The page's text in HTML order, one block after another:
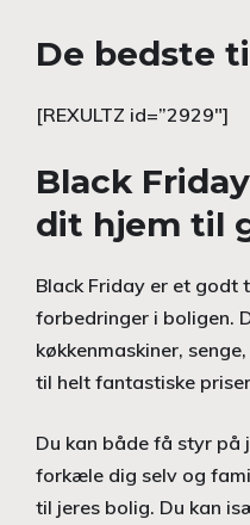
De bedste
[REXULTZ id=”2929″]
Black
dit hjem til
Black Friday er et
forbedringer i boligen.
køkkenmaskiner,
til helt fantastiske
Du kan både få styr på
forkæle dig selv og
til jeres bolig. Du kan